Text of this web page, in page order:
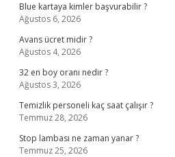
Blue kartaya kimler başvurabilir ?
Ağustos 6, 2026
Avans ücret midir ?
Ağustos 4, 2026
32 en boy oranı nedir ?
Ağustos 3, 2026
Temizlik personeli kaç saat çalışır ?
Temmuz 28, 2026
Stop lambası ne zaman yanar ?
Temmuz 25, 2026